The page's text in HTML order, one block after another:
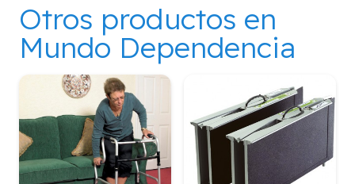
Otros productos en
Mundo Dependencia